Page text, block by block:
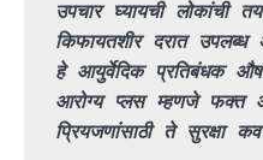
उपचार घ्यायची लोकांची
किफायतशीर दरात
हे आयुर्वेदिक प्रतिबंधक
आरोग्य प्लस म्हणजे फक्त
प्रियजणांसाठी ते